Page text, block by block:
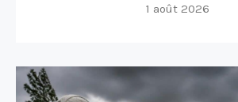
1 août 2026